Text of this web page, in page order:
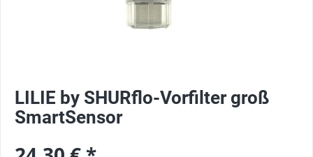
LILIE by SHURflo-Vorfilter groß
SmartSensor